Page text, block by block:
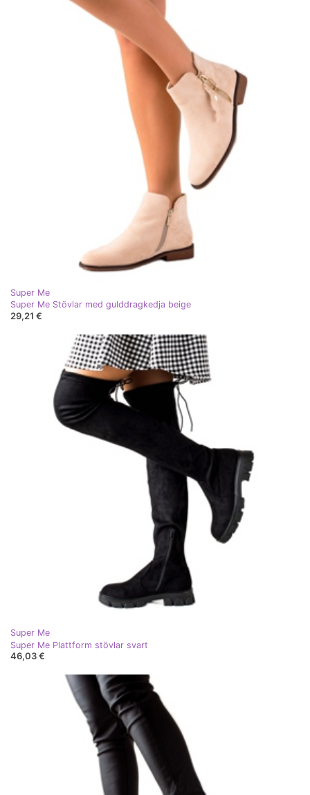
Super Me
Super Me Stövlar med gulddragkedja beige
29,21 €
Super Me
Super Me Plattform stövlar svart
46,03 €